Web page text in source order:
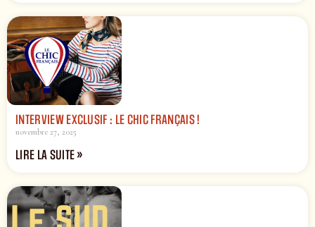
INTERVIEW EXCLUSIF : LE CHIC FRANÇAIS !
novembre 27, 2025
LIRE LA SUITE »